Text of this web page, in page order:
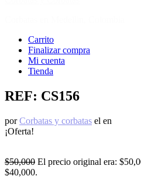
Carrito
Finalizar compra
Mi cuenta
Tienda
REF: CS156
porCorbatas y corbatas el en
¡Oferta!
$50,000 El precio original era:
$40,000.